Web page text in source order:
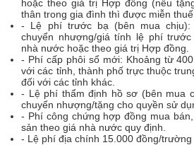
hoặc theo giá trị Hợp đồng (nếu
thân trong gia đình thì được miễn thuế
- Lệ phí trước bạ (bên mua chịu):
chuyển nhượng/giá tính lệ phí
nhà nước hoặc theo giá trị Hợp đồng.
- Phí cấp phôi sổ mới: Khoảng từ
với các tỉnh, thành phố trực thuộc
đối với các tỉnh khác.
- Lệ phí thẩm định hồ sơ (bên mua
chuyển nhượng/tặng cho quyền sử
- Phí công chứng hợp đồng mua
sản theo giá nhà nước quy định.
- Lệ phí địa chính 15.000 đồng/